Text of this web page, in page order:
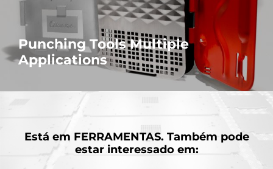
Punching Tools Multiple
Applications
MAIS
Está em FERRAMENTAS. Também pode
estar interessado em: